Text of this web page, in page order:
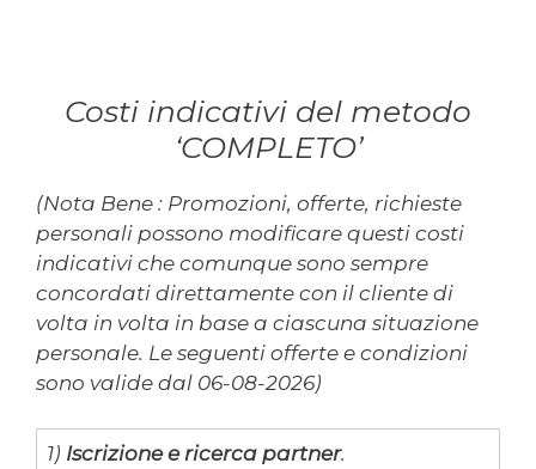
Costi indicativi del metodo
‘COMPLETO’
(Nota Bene : Promozioni, offerte, richieste
personali possono modificare questi costi
indicativi che comunque sono sempre
concordati direttamente con il cliente di
volta in volta in base a ciascuna situazione
personale. Le seguenti offerte e condizioni
sono valide dal 06-08-2026)
1) Iscrizione e ricerca partner.